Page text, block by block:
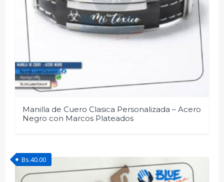
Manilla de Cuero Clasica Personalizada – Acero
Negro con Marcos Plateados
Bs.40.00